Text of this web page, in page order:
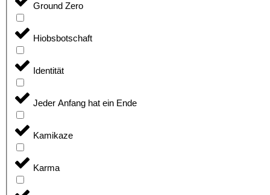
Ground Zero
Hiobsbotschaft
Identität
Jeder Anfang hat ein Ende
Kamikaze
Karma